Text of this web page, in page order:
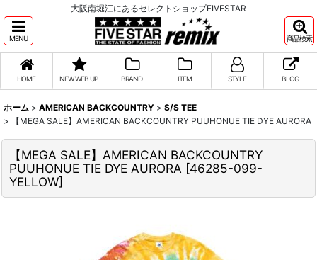
大阪南堀江にあるセレクトショップFIVESTAR
MENU 商品検索
HOME NEW WEB UP BRAND ITEM STYLE BLOG
ホーム > AMERICAN BACKCOUNTRY > S/S TEE
>
【MEGA SALE】AMERICAN BACKCOUNTRY PUUHONUE TIE DYE AURORA
【MEGA SALE】AMERICAN BACKCOUNTRY
PUUHONUE TIE DYE AURORA [46285-099-
YELLOW]